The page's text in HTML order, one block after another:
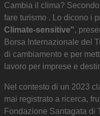
Cambia il clima?
fare turismo . Lo dicono i
Climate-sensitive",
Borsa Internazionale del
di cambiamento e per
lavoro per imprese e
Nel contesto di un 2023
mai registrato a ricerca,
Fondazione Santagata di